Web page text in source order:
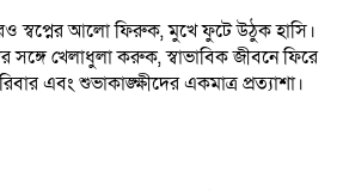
স্বপ্নের আলো ফিরুক, মুখে ফুটে উঠুক হাসি।
সঙ্গে খেলাধুলা করুক, স্বাভাবিক জীবনে ফিরে
এবং শুভাকাঙ্ক্ষীদের একমাত্র প্রত্যাশা।